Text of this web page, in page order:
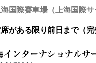
国際賽車場（上海国際サ
がある限り前日まで（